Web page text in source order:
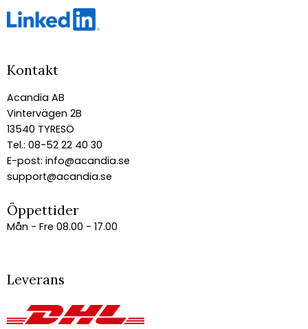
Kontakt
Acandia AB
Vintervägen 2B
13540 TYRESÖ
Tel.: 08-52 22 40 30
E-post: info@acandia.se
support@acandia.se
Öppettider
Mån - Fre 08.00 - 17.00
Leverans